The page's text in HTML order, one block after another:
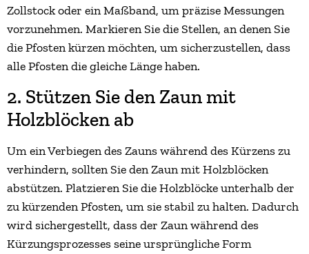
Zollstock oder ein Maßband, um präzise Messungen
vorzunehmen. Markieren Sie die Stellen, an denen Sie
die Pfosten kürzen möchten, um sicherzustellen, dass
alle Pfosten die gleiche Länge haben.
2. Stützen Sie den Zaun mit
Holzblöcken ab
Um ein Verbiegen des Zauns während des Kürzens zu
verhindern, sollten Sie den Zaun mit Holzblöcken
abstützen. Platzieren Sie die Holzblöcke unterhalb der
zu kürzenden Pfosten, um sie stabil zu halten. Dadurch
wird sichergestellt, dass der Zaun während des
Kürzungsprozesses seine ursprüngliche Form